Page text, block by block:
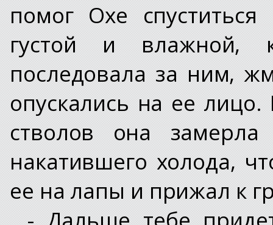
помог Охе
густой и влажной,
последовала за ним,
опускались на ее
стволов она
накатившего холода,
ее на лапы и прижал к